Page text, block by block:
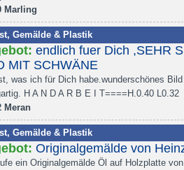
Marling
Gemälde & Plastik
endlich fuer Dich ,SEHR
MIT SCHWÄNE
was ich für Dich habe.wunderschönes
H A N D A R B E I T====H.0.40 L0.32
Meran
Gemälde & Plastik
Originalgemälde von
ein Originalgemälde Öl auf Holzplatte